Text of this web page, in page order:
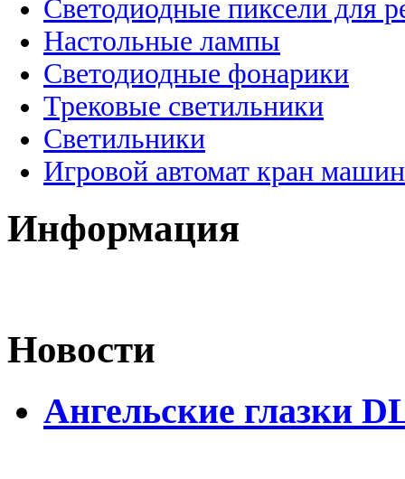
Светодиодные пиксели для
Настольные лампы
Светодиодные фонарики
Трековые светильники
Светильники
Игровой автомат кран
Информация
Новости
Ангельские глазки